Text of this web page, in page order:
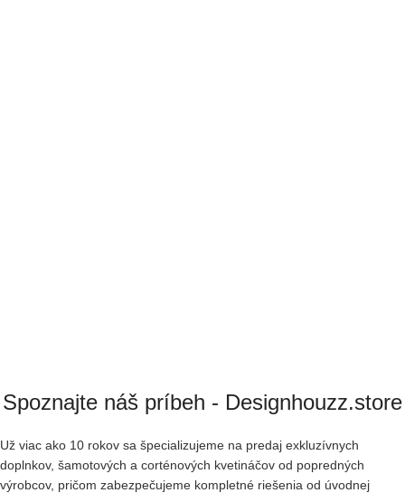
Spoznajte náš príbeh - Designhouzz.store
Už viac ako 10 rokov sa špecializujeme na predaj exkluzívnych
doplnkov, šamotových a corténových kvetináčov od popredných
výrobcov, pričom zabezpečujeme kompletné riešenia od úvodnej